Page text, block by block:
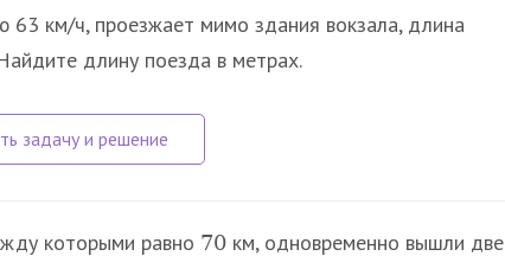
63 км/ч, проезжает мимо здания вокзала, длина
длину поезда в метрах.
которыми равно 70 км, одновременно вышли две